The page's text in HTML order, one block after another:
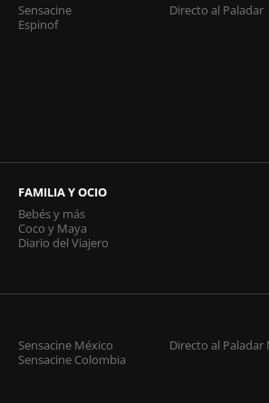
Sensacine
Espinof
Directo al Paladar
FAMILIA Y OCIO
Bebés y más
Coco y Maya
Diario del Viajero
Sensacine México
Sensacine Colombia
Directo al Paladar